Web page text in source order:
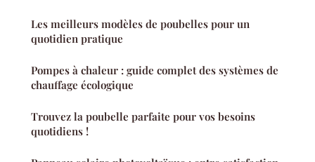
Les meilleurs modèles de poubelles pour un
quotidien pratique
Pompes à chaleur : guide complet des systèmes de
chauffage écologique
Trouvez la poubelle parfaite pour vos besoins
quotidiens !